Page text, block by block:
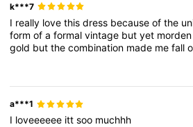
k***7
I really lovethisdress becauseofthe
formofaformalvintage butyet morden
gold butthecombination made mefall
a***1
I loveeeeee ittsoo muchhh